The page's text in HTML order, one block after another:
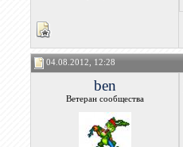
04.08.2012, 12:28
ben
Ветеран сообщества